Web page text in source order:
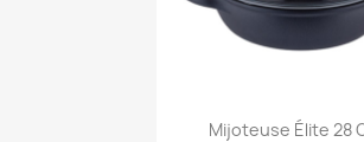
Aperçu
Mijoteuse Élite 28